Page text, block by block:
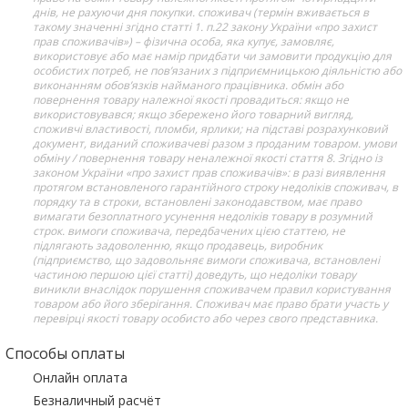
днів, не рахуючи дня покупки. споживач (термін вживається в
такому значенні згідно статті 1. п.22 закону України «про захист
прав споживачів») – фізична особа, яка купує, замовляє,
використовує або має намір придбати чи замовити продукцію для
особистих потреб, не пов’язаних з підприємницькою діяльністю або
виконанням обов’язків найманого працівника. обмін або
повернення товару належної якості провадиться: якщо не
використовувався; якщо збережено його товарний вигляд,
споживчі властивості, пломби, ярлики; на підставі розрахунковий
документ, виданий споживачеві разом з проданим товаром. умови
обміну / повернення товару неналежної якості стаття 8. Згідно із
законом України «про захист прав споживачів»: в разі виявлення
протягом встановленого гарантійного строку недоліків споживач, в
порядку та в строки, встановлені законодавством, має право
вимагати безоплатного усунення недоліків товару в розумний
строк. вимоги споживача, передбачених цією статтею, не
підлягають задоволенню, якщо продавець, виробник
(підприємство, що задовольняє вимоги споживача, встановлені
частиною першою цієї статті) доведуть, що недоліки товару
виникли внаслідок порушення споживачем правил користування
товаром або його зберігання. Споживач має право брати участь у
перевірці якості товару особисто або через свого представника.
Способы оплаты
Онлайн оплата
Безналичный расчёт